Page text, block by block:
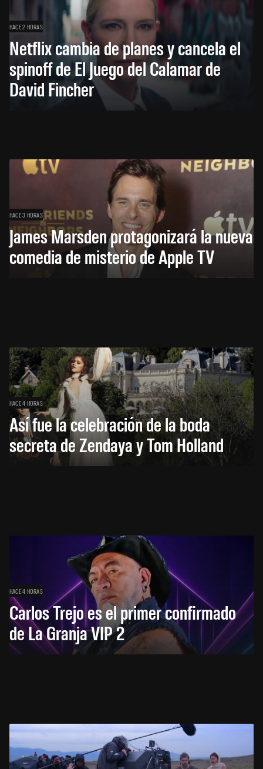
HACE 2 HORAS
Netflix cambia de planes y cancela el
spinoff de El Juego del Calamar de
David Fincher
HACE 3 HORAS
James Marsden protagonizará la nueva
comedia de misterio de Apple TV
HACE 4 HORAS
Así fue la celebración de la boda
secreta de Zendaya y Tom Holland
HACE 4 HORAS
Carlos Trejo es el primer confirmado
de La Granja VIP 2